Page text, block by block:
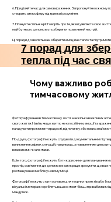
6. Приділяйте час для самовираження. Запропонуйте кожному
створить атмосферу підтримки і розуміння.
7. Плануйте спільні мрії. Говоріть про те, як ви уявляєте своє
майбутнього допоможуть зберегти позитивний настрій.
Ці поради дозволять вам зберегти емоційне тепло та
7 порад для
тепла під час
Чому важливо
тимчасовому
Фотографування в тимчасовому житлі має кілька важливих
свого життя. Навіть якщо житло не є постійним, емоції та
нагадувати про моменти радості, відпочинку або нових
По-друге, фотографії можуть слугувати документальним
виникнення спірних ситуацій, наприклад, з поверненням
власниками чи агентами.
Крім того, фотографії можуть бути корисними для планування
простір, освітлення, це допоможе вам краще зрозуміти, що
розташування меблів у новому місці.
Фотографії можуть стати основою для творчих проектів або
візуальні матеріали зроблять ваш контент більш привабливим
мандрівок.